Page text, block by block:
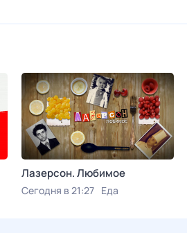
Лазерсон. Любимое
Сегодня в 21:27 Еда